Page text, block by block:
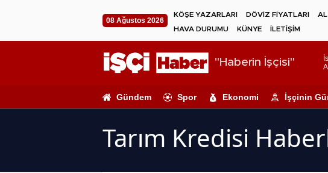
08 Ağustos 2026
KÖŞE YAZARLARI DÖVİZ FİYATLARI
HAVA DURUMU
KÜNYE İLETİŞİM
"Haberin İşçisi"
Gündem Spor Ekonomi İşçinin
Tarım Kredisi